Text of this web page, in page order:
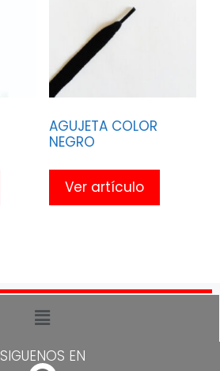
AGUJETA COLOR
NEGRO
Ver artículo
SIGUENOS EN